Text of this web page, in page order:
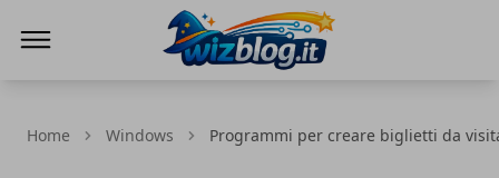
Home Windows Programmi per creare biglietti da